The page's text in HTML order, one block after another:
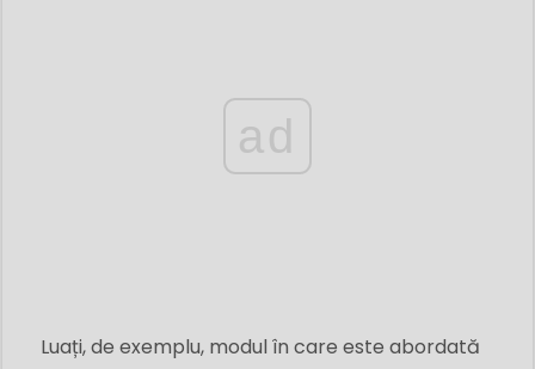
ad
Luați, de exemplu, modul în care este abordată